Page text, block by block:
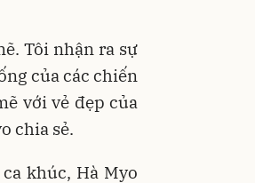
Tôi nhận ra sự
của các chiến
với vẻ đẹp của
chia sẻ.
khúc, Hà Myo